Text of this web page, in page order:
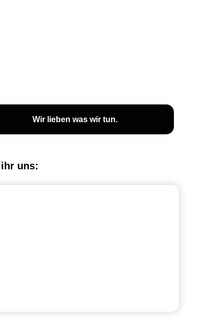
Wir lieben was wir tun.
uns: